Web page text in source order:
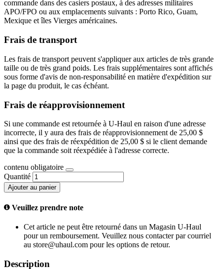
commande dans des casiers postaux, à des adresses militaires
APO/FPO ou aux emplacements suivants : Porto Rico, Guam,
Mexique et îles Vierges américaines.
Frais de transport
Les frais de transport peuvent s'appliquer aux articles de très grande
taille ou de très grand poids. Les frais supplémentaires sont affichés
sous forme d'avis de non-responsabilité en matière d'expédition sur
la page du produit, le cas échéant.
Frais de réapprovisionnement
Si une commande est retournée à U-Haul en raison d'une adresse
incorrecte, il y aura des frais de réapprovisionnement de 25,00 $
ainsi que des frais de réexpédition de 25,00 $ si le client demande
que la commande soit réexpédiée à l'adresse correcte.
contenu obligatoire
Quantité
Ajouter au panier
Veuillez prendre note
Cet article ne peut être retourné dans un Magasin U-Haul
pour un remboursement. Veuillez nous contacter par courriel
au store@uhaul.com pour les options de retour.
Description